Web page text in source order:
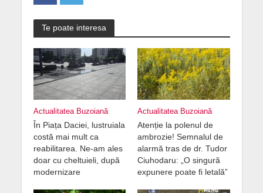
Te poate interesa
Actualitatea Buzoiană
În Piața Daciei, lustruiala
costă mai mult ca
reabilitarea. Ne-am ales
doar cu cheltuieli, după
modernizare
Actualitatea Buzoiană
Atenție la polenul de
ambrozie! Semnalul de
alarmă tras de dr. Tudor
Ciuhodaru: „O singură
expunere poate fi letală”